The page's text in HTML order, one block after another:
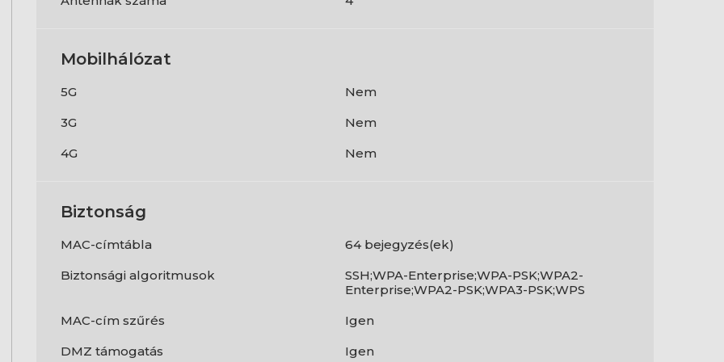
Mobilhálózat
5G
Nem
3G
Nem
4G
Nem
Biztonság
MAC-címtábla
64 bejegyzés(ek)
Biztonsági algoritmusok
SSH;WPA-Enterprise;WPA-PSK;WPA2-
Enterprise;WPA2-PSK;WPA3-PSK;WPS
MAC-cím szűrés
Igen
DMZ támogatás
Igen